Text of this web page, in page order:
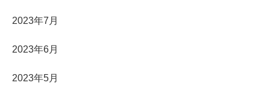
2023年7月
2023年6月
2023年5月